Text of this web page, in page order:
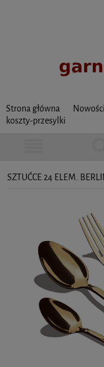
Strona główna Nowości
koszty-przesylki
SZTUĆCE 24 ELEM.